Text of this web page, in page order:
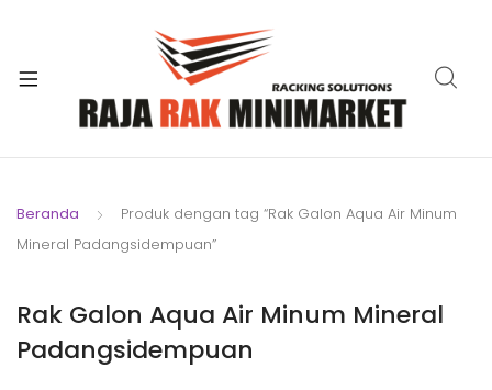
Beranda
Produk dengan tag “Rak Galon Aqua Air Minum
Mineral Padangsidempuan”
Rak Galon Aqua Air Minum Mineral
Padangsidempuan